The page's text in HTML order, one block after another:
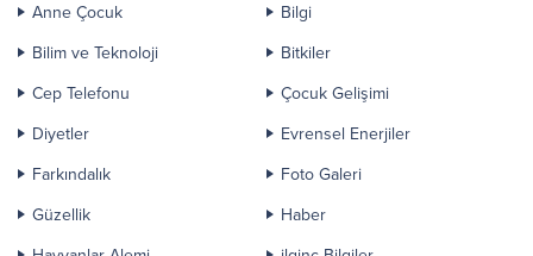
Anne Çocuk
Bilgi
Bilim ve Teknoloji
Bitkiler
Cep Telefonu
Çocuk Gelişimi
Diyetler
Evrensel Enerjiler
Farkındalık
Foto Galeri
Güzellik
Haber